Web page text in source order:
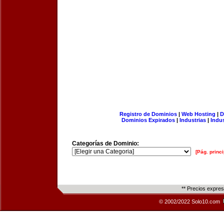
Registro de Dominios| Web Hosting |
Dominios Expirados | Industrias |
Categorías de Dominio:
[Pág.
** Precios
© 2002/2022 Solo10.com